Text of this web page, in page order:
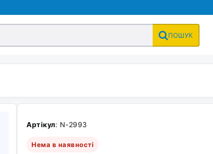
ПОШУК
Артікул: N-2993
Нема в наявності